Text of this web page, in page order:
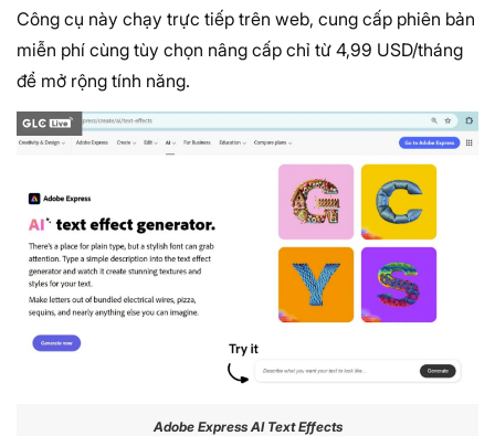
Công cụ này chạy trực tiếp trên web, cung cấp phiên bản
miễn phí cùng tùy chọn nâng cấp chỉ từ 4,99 USD/tháng
để mở rộng tính năng.
Adobe Express AI Text Effects